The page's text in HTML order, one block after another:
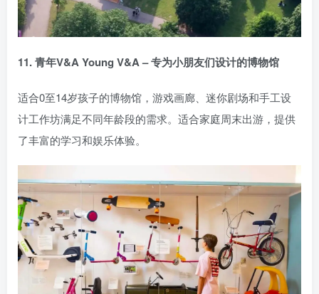
11. 青年V&A Young V&A – 专为小朋友们设计的博物馆
适合0至14岁孩子的博物馆，游戏画廊、迷你剧场和手工设
计工作坊满足不同年龄段的需求。适合家庭周末出游，提供
了丰富的学习和娱乐体验。